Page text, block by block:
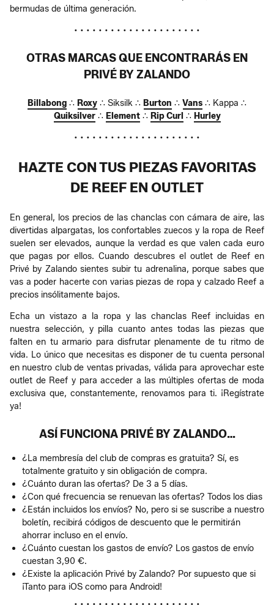
bermudas de última generación.
• • • • • • • • • • • • • • • • • • • • •
OTRAS MARCAS QUE ENCONTRARÁS EN
PRIVÉ BY ZALANDO
Billabong ∴ Roxy ∴ Siksilk ∴ Burton ∴ Vans ∴ Kappa ∴
Quiksilver∴ Element∴ Rip Curl ∴ Hurley
• • • • • • • • • • • • • • • • • • • • •
HAZTE CON TUS PIEZAS FAVORITAS
DE REEF EN OUTLET
En general, los precios de las chanclas con cámara de aire, las
divertidas alpargatas, los confortables zuecos y la ropa de Reef
suelen ser elevados, aunque la verdad es que valen cada euro
que pagas por ellos. Cuando descubres el outlet de Reef en
Privé by Zalando sientes subir tu adrenalina, porque sabes que
vas a poder hacerte con varias piezas de ropa y calzado Reef a
precios insólitamente bajos.
Echa un vistazo a la ropa y las chanclas Reef incluidas en
nuestra selección, y pilla cuanto antes todas las piezas que
falten en tu armario para disfrutar plenamente de tu ritmo de
vida. Lo único que necesitas es disponer de tu cuenta personal
en nuestro club de ventas privadas, válida para aprovechar este
outlet de Reef y para acceder a las múltiples ofertas de moda
exclusiva que, constantemente, renovamos para ti. ¡Regístrate
ya!
ASÍ FUNCIONA PRIVÉ BY ZALANDO…
¿La membresía del club de compras es gratuita? Sí, es
totalmente gratuito y sin obligación de compra.
¿Cuánto duran las ofertas? De 3 a 5 días.
¿Con qué frecuencia se renuevan las ofertas? Todos los dias
¿Están incluidos los envíos? No, pero si se suscribe a nuestro
boletín, recibirá códigos de descuento que le permitirán
ahorrar incluso en el envío.
¿Cuánto cuestan los gastos de envío? Los gastos de envío
cuestan 3,90 €.
¿Existe la aplicación Privé by Zalando? Por supuesto que si
¡Tanto para iOS como para Android!